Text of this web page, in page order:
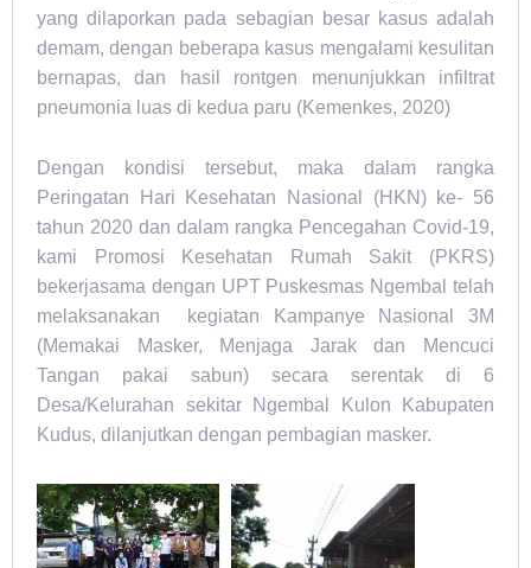
yang dilaporkan pada sebagian besar kasus adalah
demam, dengan beberapa kasus mengalami kesulitan
bernapas, dan hasil rontgen menunjukkan infiltrat
pneumonia luas di kedua paru (Kemenkes, 2020)
Dengan kondisi tersebut, maka dalam rangka
Peringatan Hari Kesehatan Nasional (HKN) ke- 56
tahun 2020 dan dalam rangka Pencegahan Covid-19,
kami Promosi Kesehatan Rumah Sakit (PKRS)
bekerjasama dengan UPT Puskesmas Ngembal telah
melaksanakan kegiatan Kampanye Nasional 3M
(Memakai Masker, Menjaga Jarak dan Mencuci
Tangan pakai sabun) secara serentak di 6
Desa/Kelurahan sekitar Ngembal Kulon Kabupaten
Kudus, dilanjutkan dengan pembagian masker.